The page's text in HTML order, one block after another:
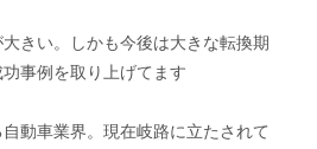
きい。しかも今後は大きな転換期
事例を取り上げてます
動車業界。現在岐路に立たされて